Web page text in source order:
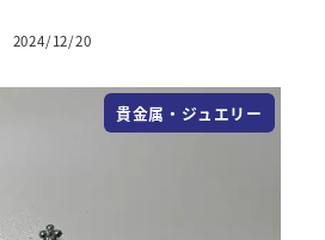
2024/12/20
貴金属・ジュエリー